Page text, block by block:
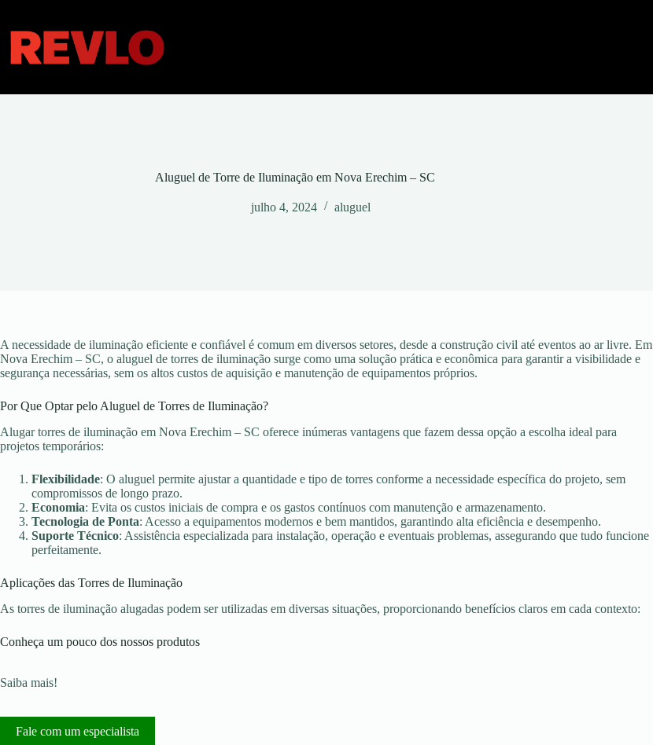
conteúdo
Aluguel de Torre de Iluminação em Nova Erechim – SC
julho 4, 2024 aluguel
A necessidade de iluminação eficiente e confiável é comum em diversos setores, desde a construção civil até eventos ao ar livre. Em
Nova Erechim – SC, o aluguel de torres de iluminação surge como uma solução prática e econômica para garantir a visibilidade e
segurança necessárias, sem os altos custos de aquisição e manutenção de equipamentos próprios.
Por Que Optar pelo Aluguel de Torres de Iluminação?
Alugar torres de iluminação em Nova Erechim – SC oferece inúmeras vantagens que fazem dessa opção a escolha ideal para
projetos temporários:
Flexibilidade: O aluguel permite ajustar a quantidade e tipo de torres conforme a necessidade específica do projeto, sem
compromissos de longo prazo.
Economia: Evita os custos iniciais de compra e os gastos contínuos com manutenção e armazenamento.
Tecnologia de Ponta: Acesso a equipamentos modernos e bem mantidos, garantindo alta eficiência e desempenho.
Suporte Técnico: Assistência especializada para instalação, operação e eventuais problemas, assegurando que tudo funcione
perfeitamente.
Aplicações das Torres de Iluminação
As torres de iluminação alugadas podem ser utilizadas em diversas situações, proporcionando benefícios claros em cada contexto:
Conheça um pouco dos nossos produtos
Saiba mais!
Fale com um especialista